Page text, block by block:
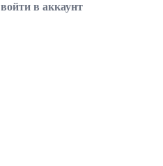
войти в аккаунт